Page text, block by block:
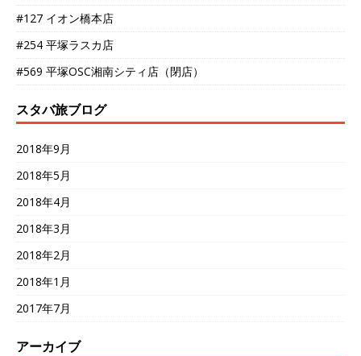
#127 イオン橋本店
#254 平塚ラスカ店
#569 平塚OSC湘南シティ店（閉店）
スタバ旅ブログ
2018年9月
2018年5月
2018年4月
2018年3月
2018年2月
2018年1月
2017年7月
アーカイブ